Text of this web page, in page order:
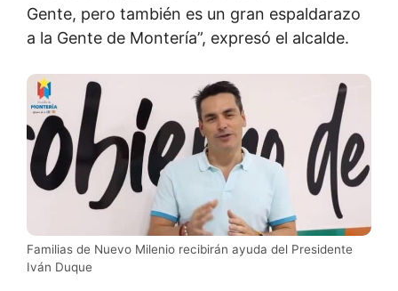
Gente, pero también es un gran espaldarazo
a la Gente de Montería”, expresó el alcalde.
Familias de Nuevo Milenio recibirán ayuda del Presidente
Iván Duque